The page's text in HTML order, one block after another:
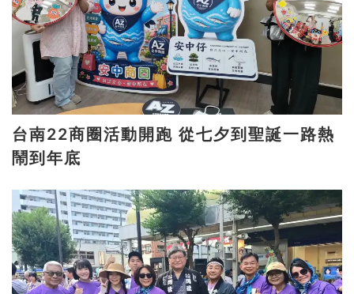
台南22商圈活動開跑 從七夕到聖誕一路熱
鬧到年底